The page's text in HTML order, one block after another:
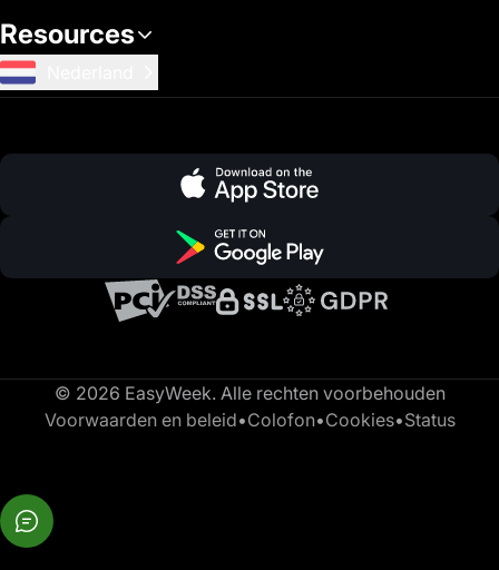
Resources
© 2026 EasyWeek. Alle rechten voorbehouden
Voorwaarden en beleid•Colofon•Cookies•Status